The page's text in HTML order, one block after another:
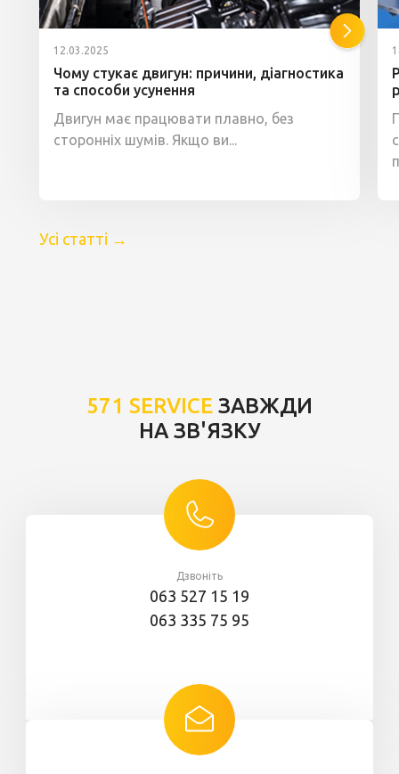
12.03.2025
Чому стукає двигун: причини, діагностика
та способи усунення
Двигун має працювати плавно, без
сторонніх шумів. Якщо ви...
Усі статті →
571 SERVICE ЗАВЖДИ
НА ЗВ'ЯЗКУ
Дзвоніть
063 527 15 19
063 335 75 95